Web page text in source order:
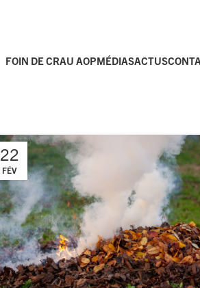
FOIN DE CRAU AOPMÉDIASACTUS
22
FÉV